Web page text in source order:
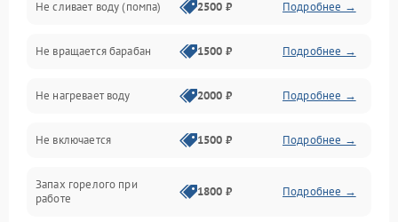
Водоснабжение
Слив
Программное обеспечение
Не сливает воду (помпа) 2500 ₽ Подробнее →
Не вращается барабан 1500 ₽ Подробнее →
Не нагревает воду 2000 ₽ Подробнее →
Не включается 1500 ₽ Подробнее →
Запах горелого при
работе
1800 ₽ Подробнее →